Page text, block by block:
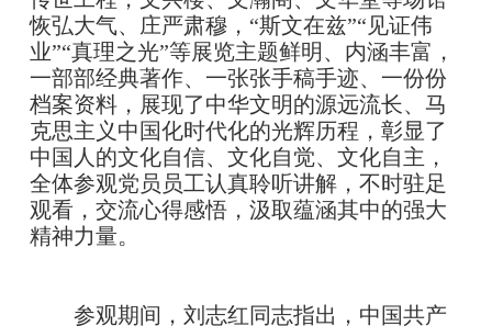
恢弘大气、庄严肃穆，“斯文在兹”“见证伟
业”“真理之光”等展览主题鲜明、内涵丰富，
一部部经典著作、一张张手稿手迹、一份份
档案资料，展现了中华文明的源远流长、马
克思主义中国化时代化的光辉历程，彰显了
中国人的文化自信、文化自觉、文化自主，
全体参观党员员工认真聆听讲解，不时驻足
观看，交流心得感悟，汲取蕴涵其中的强大
精神力量。
参观期间，刘志红同志指出，中国共产